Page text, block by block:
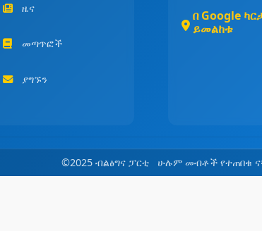
ዜና
መጣጥፎች
ያግኙን
በ Google
ይመልከቱ
©2025 ብልፅግና ፓርቲ ሁሉም መብቶች የተጠበቁ